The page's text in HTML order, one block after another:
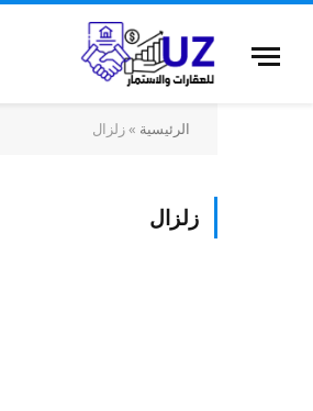
الرئيسية »زلزال
زلزال